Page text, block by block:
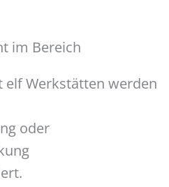
im Bereich
elf Werkstätten werden
oder